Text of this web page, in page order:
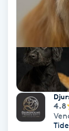
Skönhet
Sockring
Spa
Spa manikyr &
4.8